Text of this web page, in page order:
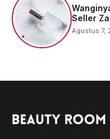
Seller
Agustus 7,